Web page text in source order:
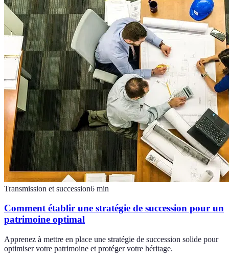
Transmission et succession6 min
Comment établir une stratégie de succession pour un
patrimoine optimal
Apprenez à mettre en place une stratégie de succession solide pour
optimiser votre patrimoine et protéger votre héritage.